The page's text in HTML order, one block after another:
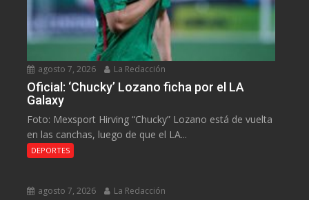
agosto 7, 2026 La Redacción
Oficial: ‘Chucky’ Lozano ficha por el LA
Galaxy
Foto: Mexsport Hirving “Chucky” Lozano está de vuelta
en las canchas, luego de que el LA...
DEPORTES
agosto 7, 2026 La Redacción